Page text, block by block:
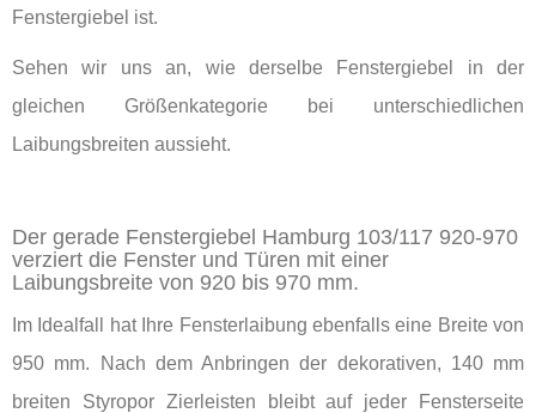
Fenstergiebel ist.
Sehen wir uns an, wie derselbe Fenstergiebel in der
gleichen Größenkategorie bei unterschiedlichen
Laibungsbreiten aussieht.
Der gerade Fenstergiebel Hamburg 103/117 920-970
verziert die Fenster und Türen mit einer
Laibungsbreite von 920 bis 970 mm.
Im Idealfall hat Ihre Fensterlaibung ebenfalls eine Breite von
950 mm. Nach dem Anbringen der dekorativen, 140 mm
breiten Styropor Zierleisten bleibt auf jeder Fensterseite